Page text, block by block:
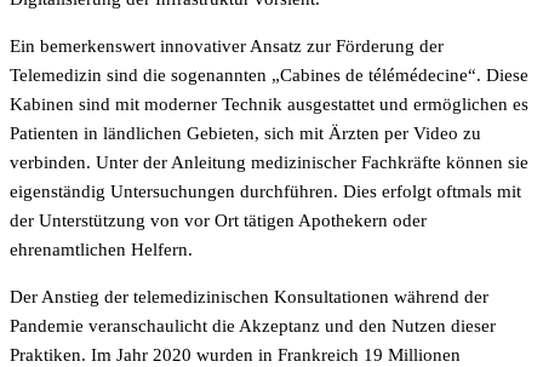
Ein bemerkenswert innovativer Ansatz zur Förderung der
Telemedizin sind die sogenannten „Cabines de télémédecine“. Diese
Kabinen sind mit moderner Technik ausgestattet und ermöglichen es
Patienten in ländlichen Gebieten, sich mit Ärzten per Video zu
verbinden. Unter der Anleitung medizinischer Fachkräfte können sie
eigenständig Untersuchungen durchführen. Dies erfolgt oftmals mit
der Unterstützung von vor Ort tätigen Apothekern oder
ehrenamtlichen Helfern.
Der Anstieg der telemedizinischen Konsultationen während der
Pandemie veranschaulicht die Akzeptanz und den Nutzen dieser
Praktiken. Im Jahr 2020 wurden in Frankreich 19 Millionen